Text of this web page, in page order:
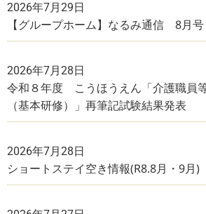
2026年7月29日
【グループホーム】なるみ通信 8月号
2026年7月28日
令和８年度 こうほうえん「介護職員
（基本研修）」再筆記試験結果発表
2026年7月28日
ショートステイ空き情報(R8.8月・9月)